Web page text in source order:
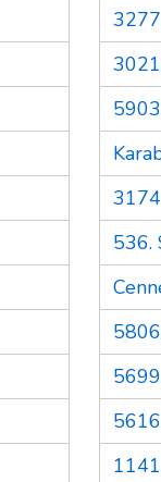
536.